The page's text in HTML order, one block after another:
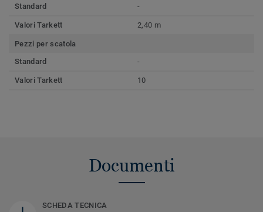
Standard
-
Valori Tarkett 2,40 m
Pezzi per scatola
Standard
-
Valori Tarkett 10
Documenti
SCHEDA TECNICA